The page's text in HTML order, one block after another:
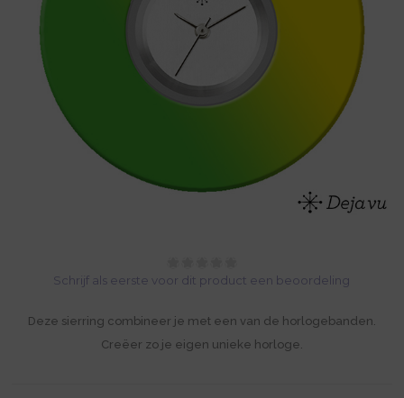
Schrijf als eerste voor dit product een beoordeling
Deze sierring combineer je met een van de horlogebanden.
Creëer zo je eigen unieke horloge.